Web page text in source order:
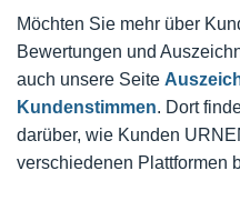
Möchten Sie mehr über
Bewertungen und
auch unsere Seite
Kundenstimmen. Dort
darüber, wie Kunden
verschiedenen Plattformen